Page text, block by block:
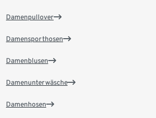
Damenpullover
Damensporthosen
Damenblusen
Damenunterwäsche
Damenhosen